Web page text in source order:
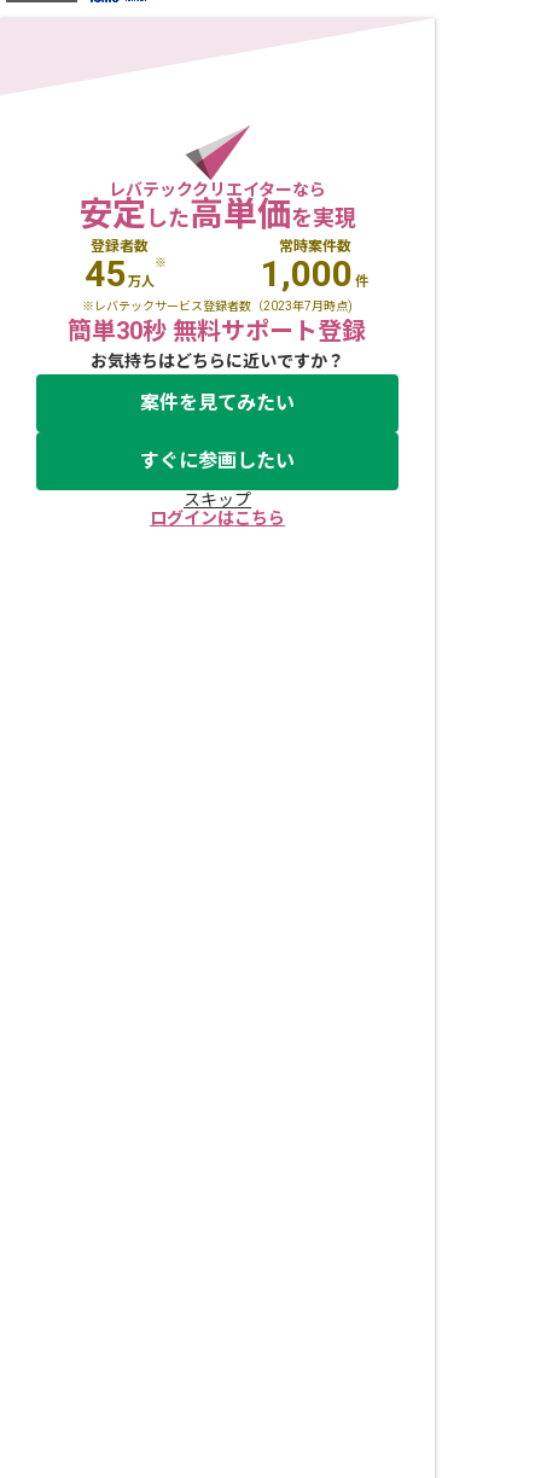
レバテッククリエイターなら
安定した高単価を実現
登録者数
45万人
※
常時案件数
1,000 件
※レバテックサービス登録者数（2023年7月時点)
簡単30秒 無料サポート登録
お気持ちはどちらに近いですか？
案件を見てみたい
すぐに参画したい
スキップ
ログインはこちら